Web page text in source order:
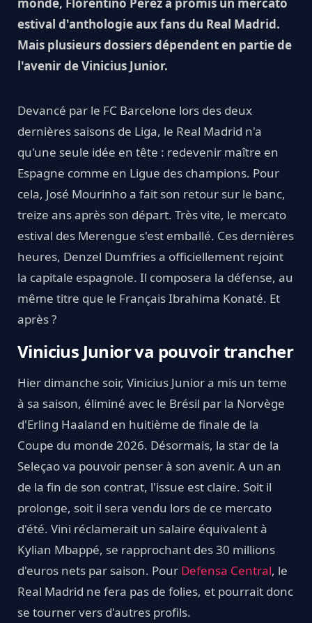
monde, Florentino Pérez a promis un mercato
estival d'anthologie aux fans du Real Madrid.
Mais plusieurs dossiers dépendent en partie de
l'avenir de Vinicius Junior.
Devancé par le FC Barcelone lors des deux
dernières saisons de Liga, le Real Madrid n'a
qu'une seule idée en tête : redevenir maître en
Espagne comme en Ligue des champions. Pour
cela, José Mourinho a fait son retour sur le banc,
treize ans après son départ. Très vite, le mercato
estival des Merengue s'est emballé. Ces dernières
heures, Denzel Dumfries a officiellement rejoint
la capitale espagnole. Il composera la défense, au
même titre que le Français Ibrahima Konaté. Et
après ?
Vinicius Junior va pouvoir trancher
Hier dimanche soir, Vinicius Junior a mis un teme
à sa saison, éliminé avec le Brésil par la Norvège
d'Erling Haaland en huitième de finale de la
Coupe du monde 2026. Désormais, la star de la
Seleçao va pouvoir penser à son avenir. A un an
de la fin de son contrat, l'issue est claire. Soit il
prolonge, soit il sera vendu lors de ce mercato
d'été. Vini réclamerait un salaire équivalent à
Kylian Mbappé, se rapprochant des 30 millions
d'euros nets par saison. Pour Defensa Central, le
Real Madrid ne fera pas de folies, et pourrait donc
se tourner vers d'autres profils.